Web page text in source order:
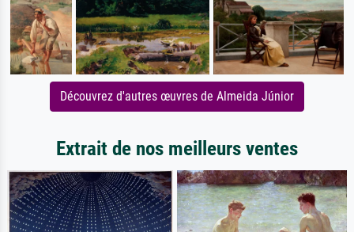
Découvrez d'autres œuvres de Almeida Júnior
Extrait de nos meilleurs ventes